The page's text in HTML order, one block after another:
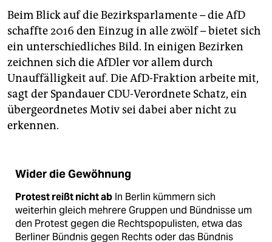
Beim Blick auf die Bezirksparlamente – die AfD
schaffte 2016 den Einzug in alle zwölf – bietet sich
ein unterschiedliches Bild. In einigen Bezirken
zeichnen sich die AfDler vor allem durch
Unauffälligkeit auf. Die AfD-Fraktion arbeite mit,
sagt der Spandauer CDU-Verordnete Schatz, ein
übergeordnetes Motiv sei dabei aber nicht zu
erkennen.
Wider die Gewöhnung
Protest reißt nicht ab In Berlin kümmern sich
weiterhin gleich mehrere Gruppen und Bündnisse um
den Protest gegen die Rechtspopulisten, etwa das
Berliner Bündnis gegen Rechts oder das Bündnis